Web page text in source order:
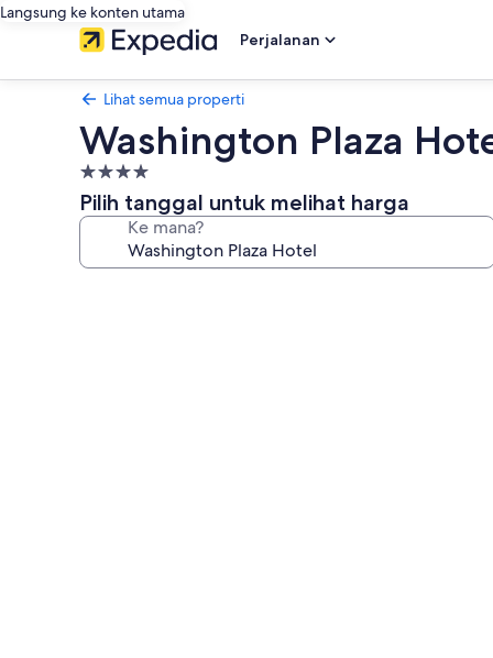
Langsung ke konten utama
Perjalanan
Lihat semua properti
Washington Plaza
Properti
bintang
4.0
Pilih tanggal untuk melihat harga
Ke mana?